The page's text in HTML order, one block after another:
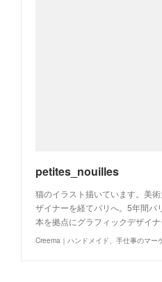
petites_nouilles
猫のイラスト描いています。美
ザイナーを経てパリへ。5年間パ
本を拠点にグラフィックデザイ
Creema｜ハンドメイド、手仕事のマー